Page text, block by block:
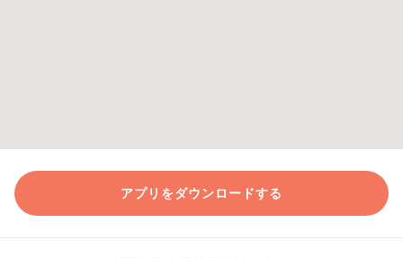
アプリをダウンロードする